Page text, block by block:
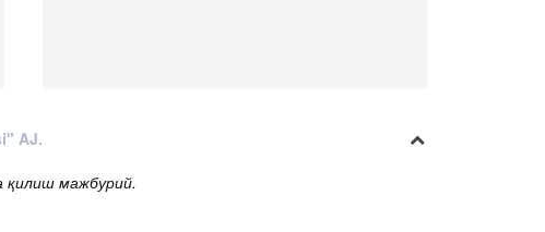
AJ.
қилиш мажбурий.